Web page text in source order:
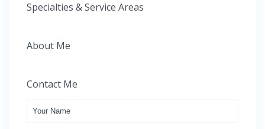
Specialties & Service Areas
About Me
Contact Me